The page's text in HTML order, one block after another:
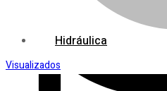
Hidráulica
Visualizados